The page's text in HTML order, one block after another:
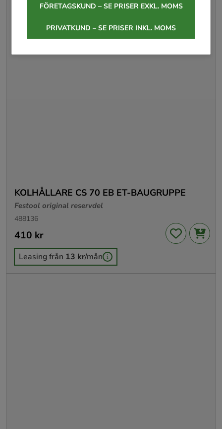
FÖRETAGSKUND – SE PRISER EXKL. MOMS
PRIVATKUND – SE PRISER INKL. MOMS
KOLHÅLLARE CS 70 EB ET-BAUGRUPPE
Festool original reservdel
488136
Pris: 410 kr
410 kr
Leasing från 13 kr/mån